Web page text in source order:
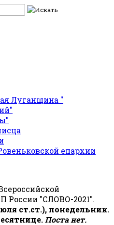
Луганщина "
епархии
России "СЛОВО-2021".
ст.ст.), понедельник.
Поста нет.